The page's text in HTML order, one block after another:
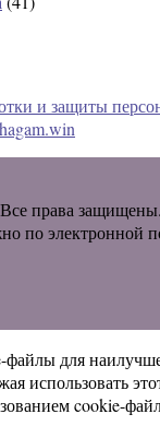
и защиты
права защищены.
по электронной
для
использовать
cookie-